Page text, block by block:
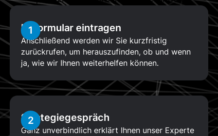
In Formular eintragen
Anschließend werden wir Sie kurzfristig
zurückrufen, um herauszufinden, ob und wenn
ja, wie wir Ihnen weiterhelfen können.
1
Strategiegespräch
Ganz unverbindlich erklärt Ihnen unser Experte
2